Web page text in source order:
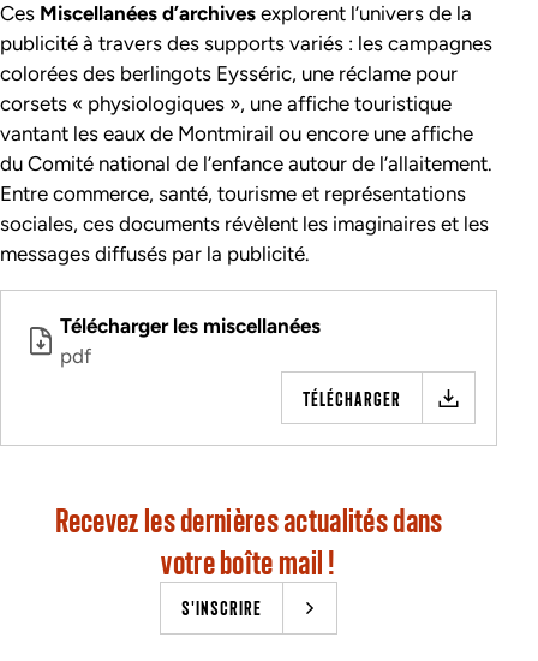
Ces Miscellanées d’archives explorent l’univers de la
publicité à travers des supports variés : les campagnes
colorées des berlingots Eysséric, une réclame pour
corsets « physiologiques », une affiche touristique
vantant les eaux de Montmirail ou encore une affiche
du Comité national de l’enfance autour de l’allaitement.
Entre commerce, santé, tourisme et représentations
sociales, ces documents révèlent les imaginaires et les
messages diffusés par la publicité.
Télécharger les miscellanées
pdf
TÉLÉCHARGER
Recevez les dernières actualités dans
votre boîte mail !
S'INSCRIRE